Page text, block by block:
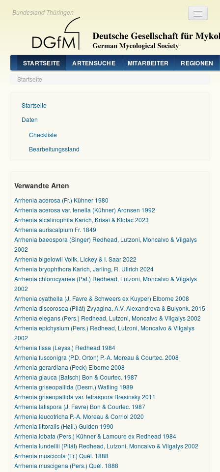
Bundesland Thüringen
STARTSEITE ARTENSUCHE MITARBEITER REGIONEN
Startseite
Startseite
Daten
Checkliste
Bearbeitungsstand
Verwandte Arten
Arrhenia acerosa (Fr.) Kühner 1980
Arrhenia acerosa var. tenella (Kühner) Aronsen 1992
Arrhenia alcalinophila Karich, Krisai & Klofac 2023
Arrhenia auriscalpium Fr. 1849
Arrhenia baeospora (Singer) Redhead, Lutzoni, Moncalvo & Vilgalys
2002
Arrhenia bigelowii Voitk, Lickey & I. Saar 2022
Arrhenia bryophthora Karich, Jarling, R. Ullrich 2024
Arrhenia chlorocyanea (Pat.) Redhead, Lutzoni, Moncalvo & Vilgalys
2002
Arrhenia cyathella (J. Favre & Schweers ex Kuyper) Elborne 2008
Arrhenia discorosea (Pilát) Zvyagina, A.V. Alexandrova & Bulyonk. 2015
Arrhenia elegans (Pers.) Redhead, Lutzoni, Moncalvo & Vilgalys 2002
Arrhenia epichysium (Pers.) Redhead, Lutzoni, Moncalvo & Vilgalys
2002
Arrhenia fissa (Leyss.) Redhead 1984
Arrhenia fusconigra (P.D. Orton) P.-A. Moreau & Courtec. 2008
Arrhenia gerardiana (Peck) Elborne 2008
Arrhenia glauca (Batsch) Bon & Courtec. 1987
Arrhenia griseopallida (Desm.) Watling 1989
Arrhenia griseopallida var. tetraspora Bresinsky 2011
Arrhenia latispora (J. Favre) Bon & Courtec. 1987
Arrhenia leucotricha P.-A. Moreau & Corriol 2020
Arrhenia littoralis (Høil.) Gulden 1990
Arrhenia lobata (Pers.) Kühner & Lamoure ex Redhead 1984
Arrhenia lundellii (Pilát) Redhead, Lutzoni, Moncalvo & Vilgalys 2002
Arrhenia muscicola (Fr.) Quél. 1888
Arrhenia muscigena (Pers.) Quél. 1888